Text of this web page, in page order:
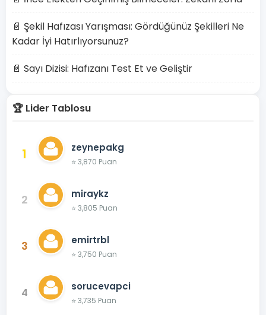
📄 Şekil Hafızası Yarışması: Gördüğünüz Şekilleri Ne
Kadar İyi Hatırlıyorsunuz?
📄 Sayı Dizisi: Hafızanı Test Et ve Geliştir
🏆 Lider Tablosu
1 zeynepakg
⭐ 3,870 Puan
2 miraykz
⭐ 3,805 Puan
3 emirtrbl
⭐ 3,750 Puan
4 sorucevapci
⭐ 3,735 Puan